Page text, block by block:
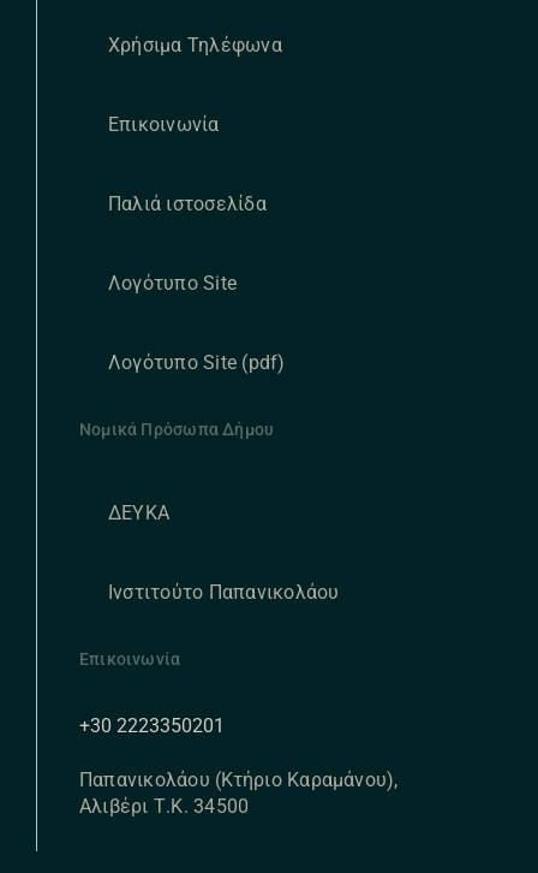
Χρήσιμα Τηλέφωνα
Επικοινωνία
Παλιά ιστοσελίδα
Λογότυπο Site
Λογότυπο Site (pdf)
Νομικά Πρόσωπα Δήμου
ΔΕΥΚΑ
Ινστιτούτο Παπανικολάου
Επικοινωνία
+30 2223350201
Παπανικολάου (Κτήριο Καραμάνου),
Αλιβέρι Τ.Κ. 34500